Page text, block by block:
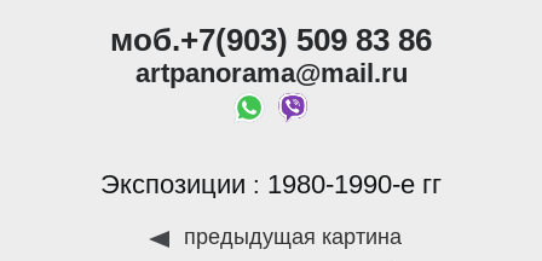
моб.+7(903) 509 83 86
artpanorama@mail.ru
Экспозиции : 1980-1990-е гг
предыдущая картина